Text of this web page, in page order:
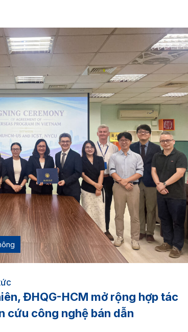
ĐHQG-HCM mở rộng hợp tác
cứu công nghệ bán dẫn